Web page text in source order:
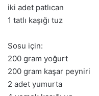
iki adet patlıcan
1 tatlı kaşığı tuz
Sosu için:
200 gram yoğurt
200 gram kaşar peyniri
2 adet yumurta